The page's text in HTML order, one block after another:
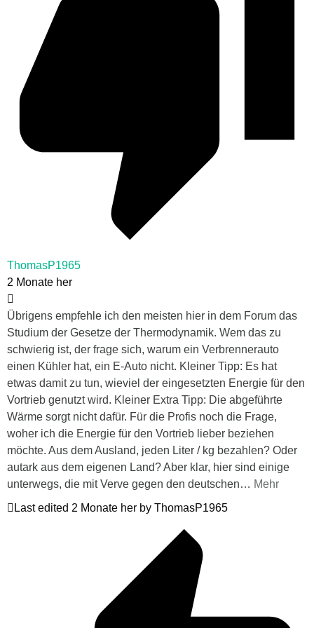
ThomasP1965
2 Monate her
Übrigens empfehle ich den meisten hier in dem Forum das
Studium der Gesetze der Thermodynamik. Wem das zu
schwierig ist, der frage sich, warum ein Verbrennerauto
einen Kühler hat, ein E-Auto nicht. Kleiner Tipp: Es hat
etwas damit zu tun, wieviel der eingesetzten Energie für den
Vortrieb genutzt wird. Kleiner Extra Tipp: Die abgeführte
Wärme sorgt nicht dafür. Für die Profis noch die Frage,
woher ich die Energie für den Vortrieb lieber beziehen
möchte. Aus dem Ausland, jeden Liter / kg bezahlen? Oder
autark aus dem eigenen Land? Aber klar, hier sind einige
unterwegs, die mit Verve gegen den deutschen… Mehr
Last edited 2 Monate her by ThomasP1965